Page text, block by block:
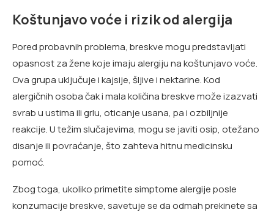
Koštunjavo voće i rizik od alergija
Pored probavnih problema, breskve mogu predstavljati
opasnost za žene koje imaju alergiju na koštunjavo voće.
Ova grupa uključuje i kajsije, šljive i nektarine. Kod
alergičnih osoba čak i mala količina breskve može izazvati
svrab u ustima ili grlu, oticanje usana, pa i ozbiljnije
reakcije. U težim slučajevima, mogu se javiti osip, otežano
disanje ili povraćanje, što zahteva hitnu medicinsku
pomoć.
Zbog toga, ukoliko primetite simptome alergije posle
konzumacije breskve, savetuje se da odmah prekinete sa